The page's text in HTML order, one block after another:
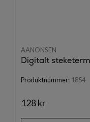
AANONSEN
Digitalt
Produktnummer: 1854
128 kr